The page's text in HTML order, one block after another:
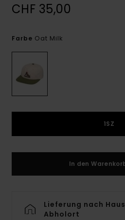
CHF 35,00
Farbe Oat Milk
1SZ
In den
Lieferung nach
Abholort